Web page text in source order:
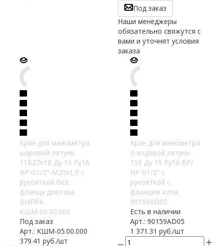
Под заказ
Наши менеджеры
обязательно свяжутся с
вами и уточнят условия
заказа
Кран для манометра
шаровой латунь
11Б27п10 Ду 15 Ру16
ВР G1/2"-М20х1,5 с
рукояткой без
фланца для газа
ВИПРА
КШМ-05.00.000
Под заказ
Арт.: КШМ-05.00.000
379.41 руб./шт
Кран для манометра
3-ходовой латунь
159 Ду 15 Ру16 ВР/
НР G1/2" с
рукояткой с
фланцем Icma
90159AD05
Есть в наличии
Арт.: 90159AD05
1 371.31 руб./шт